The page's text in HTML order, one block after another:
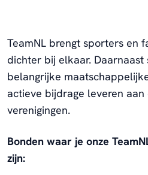
TeamNL brengt sporters en
dichter bij elkaar. Daarnaast
belangrijke
actieve bijdrage leveren aan
verenigingen.
Bonden waar je onze
zijn: